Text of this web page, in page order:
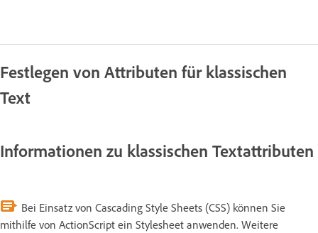
Festlegen von Attributen für klassischen
Text
Informationen zu klassischen Textattributen
Bei Einsatz von Cascading Style Sheets (CSS) können Sie
mithilfe von ActionScript ein Stylesheet anwenden. Weitere